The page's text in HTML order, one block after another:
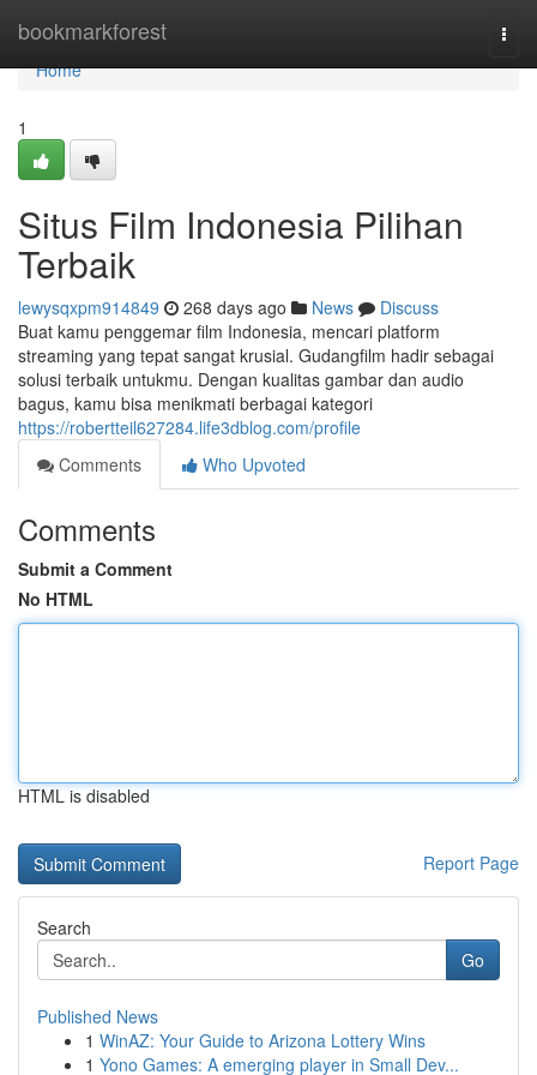
bookmarkforest
Home
Home
1
Situs Film Indonesia Pilihan
Terbaik
lewysqxpm914849 268 days ago News
Discuss
Buat kamu penggemar film Indonesia, mencari platform
streaming yang tepat sangat krusial. Gudangfilm hadir sebagai
solusi terbaik untukmu. Dengan kualitas gambar dan audio
bagus, kamu bisa menikmati berbagai kategori
https://robertteil627284.life3dblog.com/profile
Comments
Who Upvoted
Comments
Submit a Comment
No HTML
HTML is disabled
Report Page
Search
Go
Published News
1 WinAZ: Your Guide to Arizona Lottery Wins
1 Yono Games: A emerging player in Small Dev...